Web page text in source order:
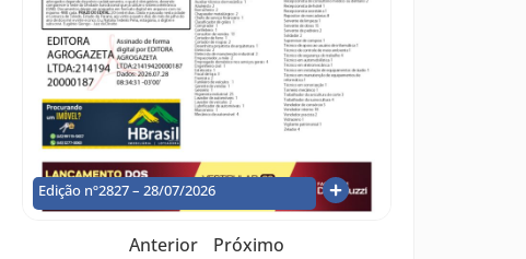
Edição nº2827 – 28/07/2026
Anterior Próximo